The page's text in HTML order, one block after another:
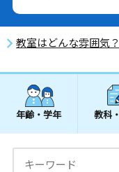
教室はどんな雰囲気
年齢・学年 教科